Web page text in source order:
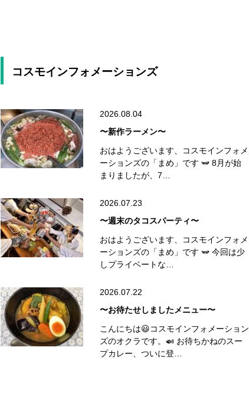
コスモインフォメーションズ
2026.08.04
〜新作ラーメン〜
おはようございます、コスモインフォメ
ーションズの「まめ」です 🫛 8月が始
まりましたが、7…
2026.07.23
〜週末のタコスパーティ〜
おはようございます、コスモインフォメ
ーションズの「まめ」です 🫛 今回は少
しプライベートな…
2026.07.22
〜お待たせしましたメニュー〜
こんにちは😃コスモインフォメーション
ズのオクラです。🍛 お待ちかねのスー
プカレー、ついに登…